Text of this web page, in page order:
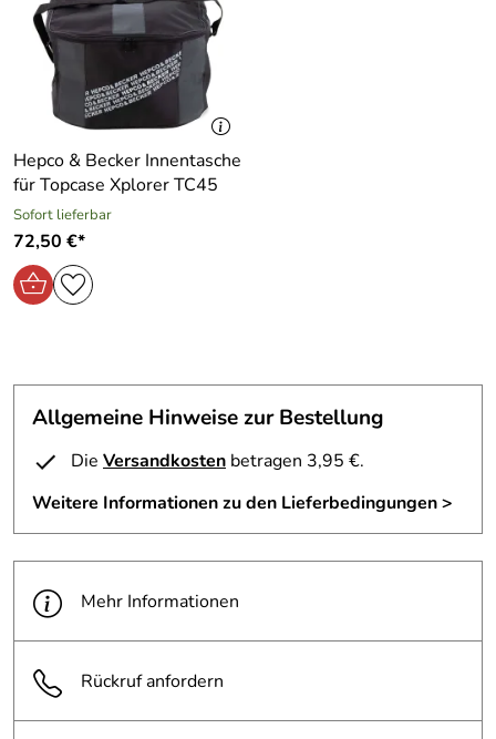
Hepco & Becker Innentasche
für Topcase Xplorer TC45
Sofort lieferbar
72,50 €*
Allgemeine Hinweise zur Bestellung
Die Versandkosten betragen 3,95 €.
Weitere Informationen zu den Lieferbedingungen >
Mehr Informationen
Rückruf anfordern